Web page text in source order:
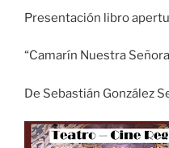
Presentación libro
“Camarín Nuestra
De Sebastián González